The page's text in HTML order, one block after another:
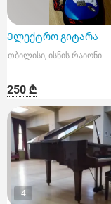
Ელექტრო გიტარა
თბილისი, ისნის რაიონი
250 ₾
4